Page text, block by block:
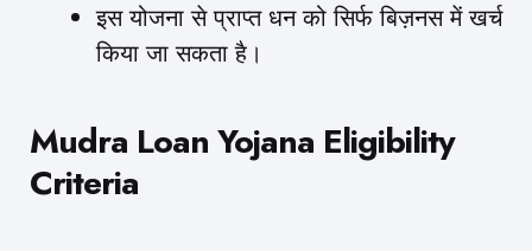
इस योजना से प्राप्त धन को सिर्फ बिज़नस में खर्च
किया जा सकता है।
Mudra Loan Yojana Eligibility
Criteria